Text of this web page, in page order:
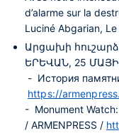
d’alarme sur la
Luciné Abgarian,
Արցախի
ԵՐԵՎԱՆ, 25
- История
https://
- Monument
/ ARMENPRESS /